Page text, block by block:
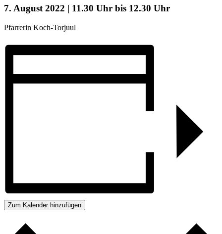
7. August 2022 | 11.30 Uhr bis 12.30 Uhr
Pfarrerin Koch-Torjuul
Zum Kalender hinzufügen